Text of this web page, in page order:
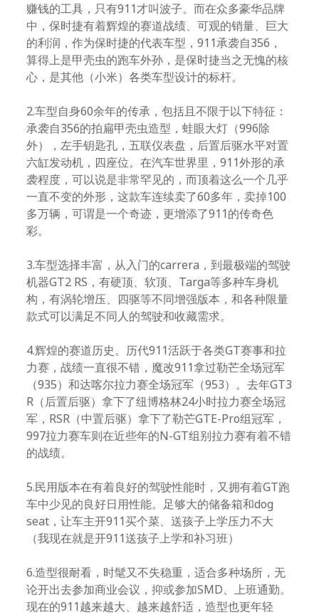
赚钱的工具，只有911才叫波子。而在众多豪华品牌
中，保时捷有着辉煌的赛道战绩、可观的销量、巨大
的利润，作为保时捷的代表车型，911承袭自356，
算得上是甲壳虫的跑车外孙，是保时捷当之无愧的核
心，是其他（小米）各类车型设计的标杆。
2.车型自身60余年的传承，包括且不限于以下特征：
承袭自356的拍扁甲壳虫造型，蛙眼大灯（996除
外），左手钥匙孔，五联仪表盘，后置后驱水平对置
六缸发动机，四座位。在汽车世界里，911外形的承
袭程度，可以说是非常罕见的，而顶着这么一个几乎
一直不变的外形，这款车连续卖了60多年，卖掉100
多万辆，可谓是一个奇迹，更增添了911的传奇色
彩。
3.车型选择丰富，从入门的carrera，到最极端的驾驶
机器GT2 RS，有硬顶、软顶、Targa等多种车身机
构，有涡轮增压、四驱等不同增强版本，和各种限量
款式可以满足不同人的驾驶和收藏需求。
4.辉煌的赛道历史。历代911活跃于各类GT赛事和拉
力赛，战绩一直很不错，魔改911拿过勒芒全场冠军
（935）和达喀尔拉力赛全场冠军（953）。去年GT3
R（后置后驱）拿下了纽博格林24小时拉力赛全场冠
军，RSR（中置后驱）拿下了勒芒GTE-Pro组冠军，
997拉力赛车则在近些年的N-GT组别拉力赛有着不错
的战绩。
5.民用版本在有着良好的驾驶性能时，又拥有着GT跑
车中少见的良好日用性能。足够大的储备箱和dog
seat，让车主开911买个菜、送孩子上学压力不大
（我现在就是开911送孩子上学和补习班）
6.造型很耐看，时髦又不失稳重，适合多种场所，无
论开出去参加商业会议，抑或参加SMD、上班通勤。
现在的911越来越大、越来越舒适，造型也更年轻